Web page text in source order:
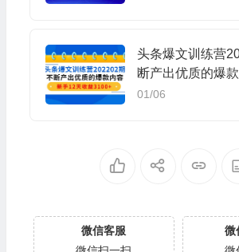
头条爆文训练营
断产出优质的爆
01/06
微信客服
微